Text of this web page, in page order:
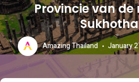
Provincie van de
Amazing Thailand January